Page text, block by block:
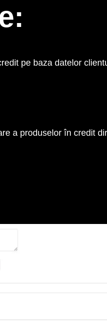
pe baza datelor
a produselor în credit